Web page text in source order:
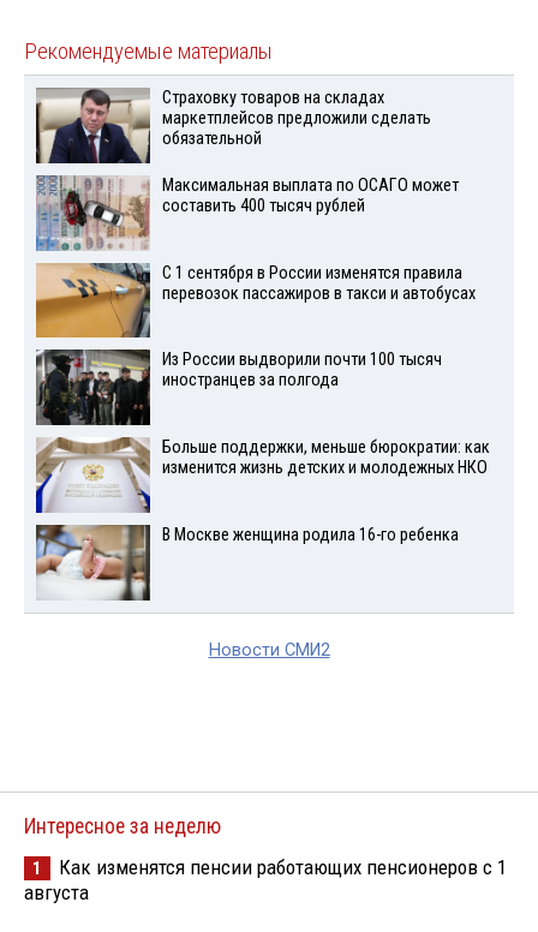
Рекомендуемые материалы
Страховку товаров на складах
маркетплейсов предложили сделать
обязательной
Максимальная выплата по ОСАГО может
составить 400 тысяч рублей
С 1 сентября в России изменятся правила
перевозок пассажиров в такси и автобусах
Из России выдворили почти 100 тысяч
иностранцев за полгода
Больше поддержки, меньше бюрократии: как
изменится жизнь детских и молодежных НКО
В Москве женщина родила 16-го ребенка
Новости СМИ2
Интересное за неделю
1
Как изменятся пенсии работающих пенсионеров с 1
августа